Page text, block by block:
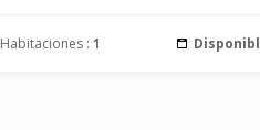
Habitaciones :1